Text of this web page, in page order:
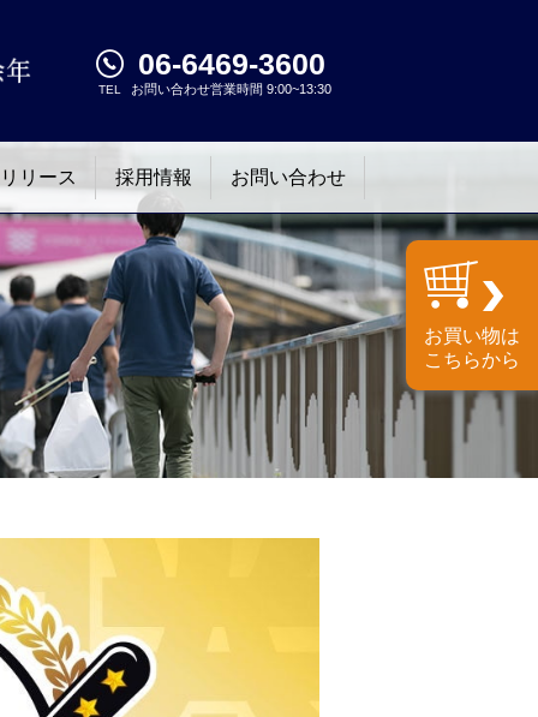
TEL
06-6469-3600
お問い合わせ営業時間 9:00~13:30
リース 採用情報 お問い合わせ
お買い物は
こちらから